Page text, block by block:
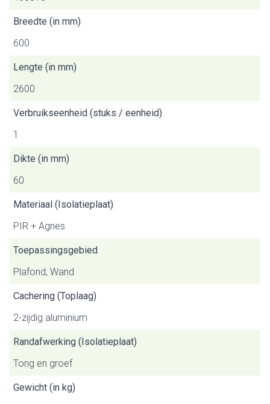
Breedte (in mm)
600
Lengte (in mm)
2600
Verbruikseenheid (stuks / eenheid)
1
Dikte (in mm)
60
Materiaal (Isolatieplaat)
PIR + Agnes
Toepassingsgebied
Plafond, Wand
Cachering (Toplaag)
2-zijdig aluminium
Randafwerking (Isolatieplaat)
Tong en groef
Gewicht (in kg)